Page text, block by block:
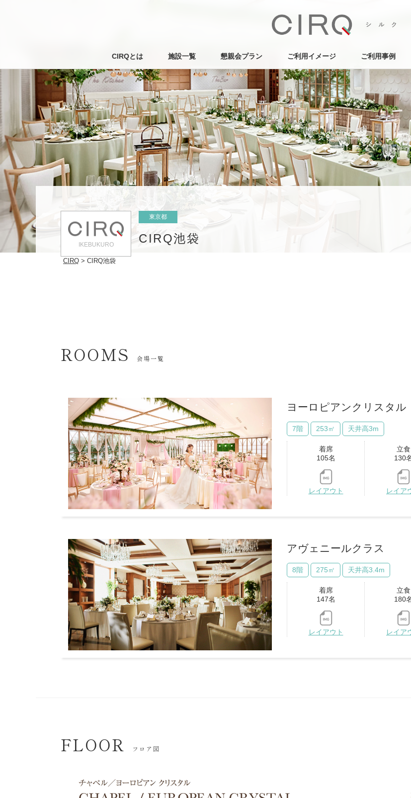
CIRQとは 施設一覧 懇親会プラン ご利用イメージ ご利用事例
IKEBUKURO
東京都
CIRQ池袋
CIRQ CIRQ池袋
ROOMS 会場一覧
ヨーロピアンクリスタル
7階 253㎡ 天井高3m
着席
105名
レイアウト
立食
130
レイア
アヴェニールクラス
8階 275㎡ 天井高3.4m
着席
147名
レイアウト
立食
180
レイア
FLOOR フロア図